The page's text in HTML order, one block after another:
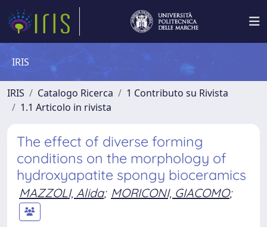
IRIS
IRIS Catalogo Ricerca
1 Contributo su Rivista
1.1 Articolo in rivista
The effect of diverse forming
conditions on the morphology of
hydroxyapatite spongy bioceramics
MAZZOLI, Alida; MORICONI, GIACOMO;